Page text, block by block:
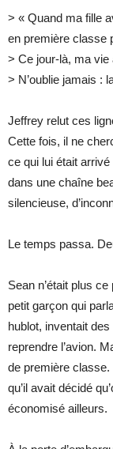
> « Quand ma fille
en première classe
> Ce jour-là, ma vie
> N’oublie jamais :
Jeffrey relut ces
Cette fois, il ne
ce qui lui était
dans une chaîne
silencieuse,
Le temps passa.
Sean n’était plus
petit garçon qui
hublot, inventait
reprendre l’avion.
de première classe.
qu’il avait décidé
économisé ailleurs.